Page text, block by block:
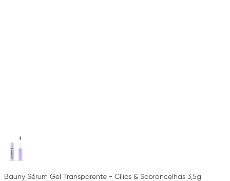
Bauny Sérum Gel Transparente - Cílios & Sobrancelhas 3,5g